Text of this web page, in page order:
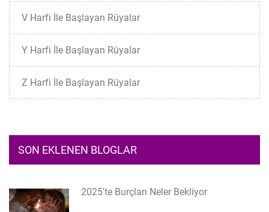
V Harfi İle Başlayan Rüyalar
Y Harfi İle Başlayan Rüyalar
Z Harfi İle Başlayan Rüyalar
SON EKLENEN BLOGLAR
2025'te Burçları Neler Bekliyor